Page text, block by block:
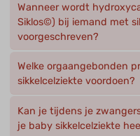
Wanneer wordt
Siklos©) bij iemand met
voorgeschreven?
Welke orgaangebonden
sikkelcelziekte voordoen?
Kan je tijdens je
je baby sikkelcelziekte